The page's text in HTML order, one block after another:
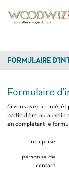
FORMULAIRE
Formulaire
Si vous avez un
particulière ou au sein
en complétant le
entreprise
personne de
contact